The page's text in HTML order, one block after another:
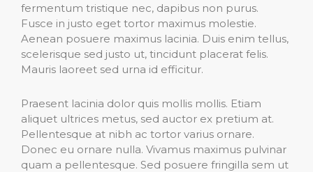
fermentum tristique nec, dapibus non purus.
Fusce in justo eget tortor maximus molestie.
Aenean posuere maximus lacinia. Duis enim tellus,
scelerisque sed justo ut, tincidunt placerat felis.
Mauris laoreet sed urna id efficitur.
Praesent lacinia dolor quis mollis mollis. Etiam
aliquet ultrices metus, sed auctor ex pretium at.
Pellentesque at nibh ac tortor varius ornare.
Donec eu ornare nulla. Vivamus maximus pulvinar
quam a pellentesque. Sed posuere fringilla sem ut